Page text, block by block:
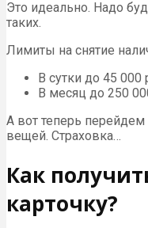
Это идеально. Надо
таких.
Лимиты на снятие
В сутки до 45 000
В месяц до 250
А вот теперь
вещей. Страховка…
Как
карточку?